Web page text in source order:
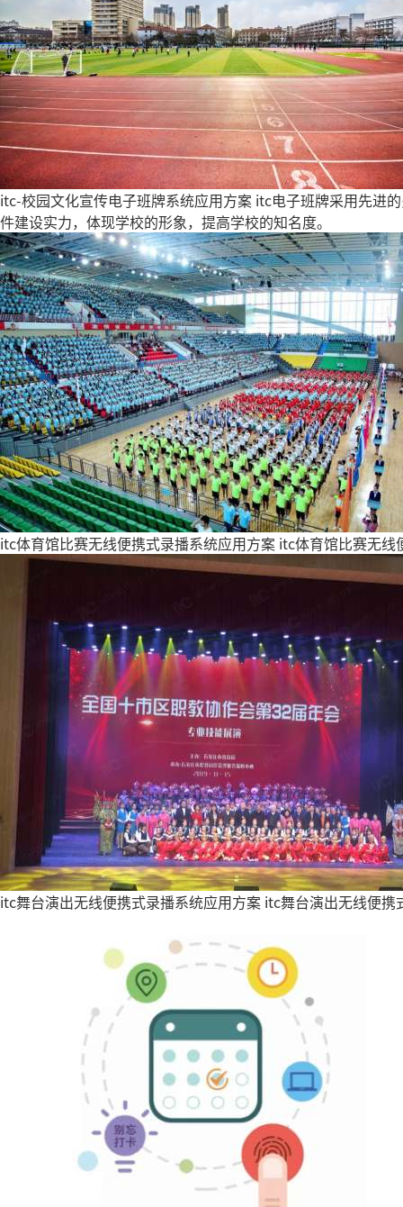
itc-校园文化宣传电子班牌系统应用方案 itc电子班牌采用先进
件建设实力，体现学校的形象，提高学校的知名度。
itc体育馆比赛无线便携式录播系统应用方案 itc体育馆比赛无线
itc舞台演出无线便携式录播系统应用方案 itc舞台演出无线便携